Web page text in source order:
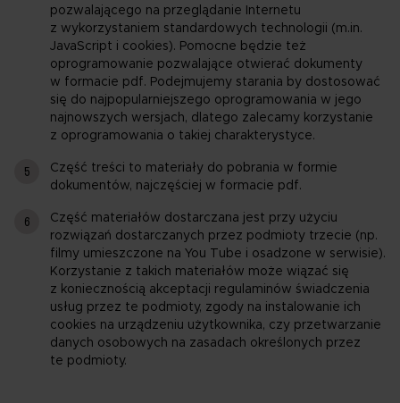
pozwalającego na przeglądanie Internetu
z wykorzystaniem standardowych technologii (m.in.
JavaScript i cookies). Pomocne będzie też
oprogramowanie pozwalające otwierać dokumenty
w formacie pdf. Podejmujemy starania by dostosować
się do najpopularniejszego oprogramowania w jego
najnowszych wersjach, dlatego zalecamy korzystanie
z oprogramowania o takiej charakterystyce.
Część treści to materiały do pobrania w formie
dokumentów, najczęściej w formacie pdf.
Część materiałów dostarczana jest przy użyciu
rozwiązań dostarczanych przez podmioty trzecie (np.
filmy umieszczone na You Tube i osadzone w serwisie).
Korzystanie z takich materiałów może wiązać się
z koniecznością akceptacji regulaminów świadczenia
usług przez te podmioty, zgody na instalowanie ich
cookies na urządzeniu użytkownika, czy przetwarzanie
danych osobowych na zasadach określonych przez
te podmioty.